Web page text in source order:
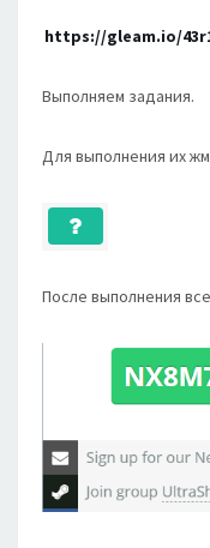
https://gleam.io/
Выполняем задания.
Для выполнения их
После выполнения